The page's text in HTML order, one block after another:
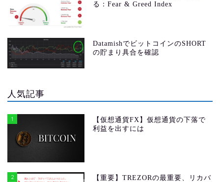
る：Fear & Greed Index
DatamishでビットコインのSHORT
の貯まり具合を確認
人気記事
1
【仮想通貨FX】仮想通貨の下落で
利益を出すには
2
【重要】TREZORの最重要、リカバ